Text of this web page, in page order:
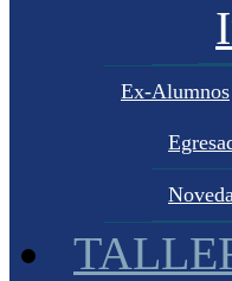
Ex-Alumnos